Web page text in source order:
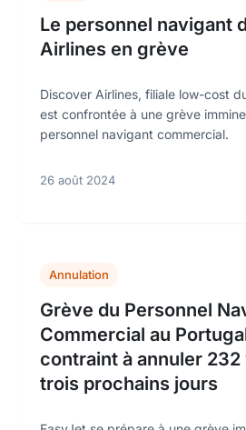
Le personnel navigant
Airlines en grève
Discover Airlines, filiale low-cost
est confrontée à une grève
personnel navigant commercial.
26 août 2024
Annulation
Grève du Personnel
Commercial au
contraint à annuler
trois prochains jours